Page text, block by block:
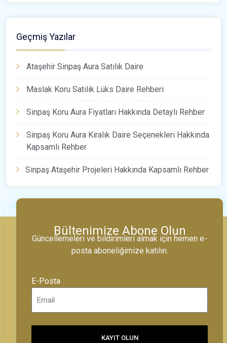
Geçmiş Yazılar
Ataşehir Sinpaş Aura Satılık Daire
Maslak Koru Satılık Lüks Daire Rehberi
Sinpaş Koru Aura Fiyatları Hakkında Detaylı Rehber
Sinpaş Koru Aura Kiralık Daire Seçenekleri Hakkında
Kapsamlı Rehber
Sinpaş Ataşehir Projeleri Hakkında Kapsamlı Rehber
Bültenimize Abone Olun
Güncellemeleri ve bildirimleri almak için hemen e-
posta aboneliğimize katılın.
E-Posta
KAYIT OLUN